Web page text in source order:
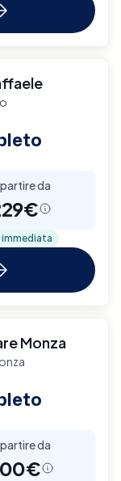
partire da
Monza
partire da